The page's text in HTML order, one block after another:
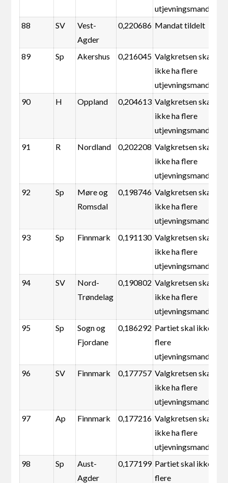
utjevningsmandater
88
SV
Vest-
Agder
0,220686 Mandat tildelt
89 Sp Akershus 0,216045 Valgkretsen skal
ikke ha flere
utjevningsmandater
90
H Oppland 0,204613 Valgkretsen skal
ikke ha flere
utjevningsmandater
91
R Nordland 0,202208 Valgkretsen skal
ikke ha flere
utjevningsmandater
92
Sp
Møre og
Romsdal
0,198746 Valgkretsen skal
ikke ha flere
utjevningsmandater
93
Sp Finnmark 0,191130 Valgkretsen skal
ikke ha flere
utjevningsmandater
94
SV
Nord-
Trøndelag
0,190802 Valgkretsen skal
ikke ha flere
utjevningsmandater
95
Sp
Sogn og
Fjordane
0,186292 Partiet skal ikke ha
flere
utjevningsmandater
96
SV Finnmark 0,177757 Valgkretsen skal
ikke ha flere
utjevningsmandater
97
Ap Finnmark 0,177216 Valgkretsen skal
ikke ha flere
utjevningsmandater
98
Sp
Aust-
Agder
0,177199 Partiet skal ikke ha
flere